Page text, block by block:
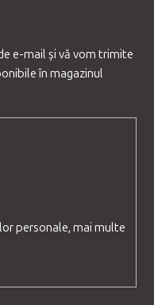
e-mail şi vă vom trimite
în magazinul
personale, mai multe